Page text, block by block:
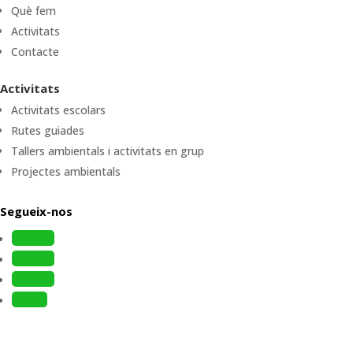
Què fem
Activitats
Contacte
Activitats
Activitats escolars
Rutes guiades
Tallers ambientals i activitats en grup
Projectes ambientals
Segueix-nos
Follow
Follow
Follow
Follow